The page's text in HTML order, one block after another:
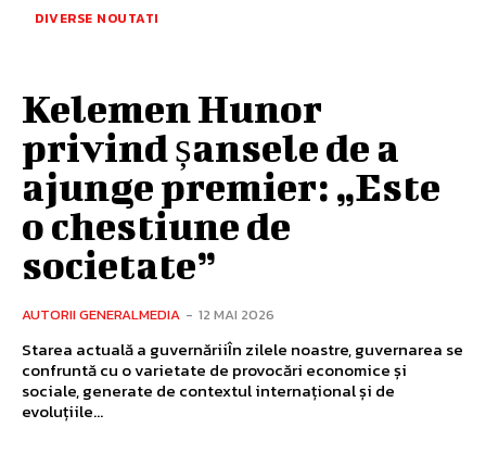
DIVERSE NOUTATI
Kelemen Hunor
privind șansele de a
ajunge premier: „Este
o chestiune de
societate”
AUTORII GENERALMEDIA - 12 MAI 2026
Starea actuală a guvernăriiÎn zilele noastre, guvernarea se
confruntă cu o varietate de provocări economice și
sociale, generate de contextul internațional și de
evoluțiile...